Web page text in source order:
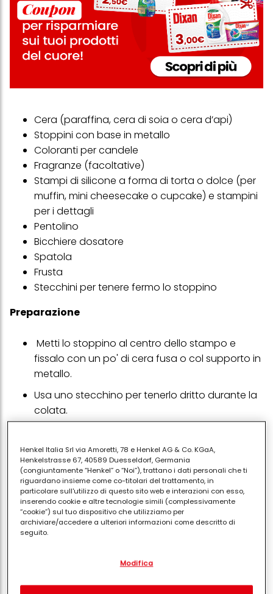
Cera (paraffina, cera di soia o cera d’api)
Stoppini con base in metallo
Coloranti per candele
Fragranze (facoltative)
Stampi di silicone a forma di torta o dolce (per
muffin, mini cheesecake o cupcake) e stampini
per i dettagli
Pentolino
Bicchiere dosatore
Spatola
Frusta
Stecchini per tenere fermo lo stoppino
Preparazione
Metti lo stoppino al centro dello stampo e
fissalo con un po' di cera fusa o col supporto in
metallo.
Usa uno stecchino per tenerlo dritto durante la
colata.
Sciogli la cera a bagnomaria con il pentolino.
Aggiungi il colorante e la fragranza quando è
completamente liquida.
dal bordo.
Henkel Italia Srl via Amoretti, 78 e Henkel AG & Co. KGaA,
Henkelstrasse 67, 40589 Duesseldorf, Germania
(congiuntamente “Henkel” o “Noi”), trattano i dati personali che ti
riguardano insieme come co-titolari del trattamento, in
particolare sull'utilizzo di questo sito web e interazioni con esso,
inserendo cookie e altre tecnologie simili (complessivamente
“cookie”) sul tuo dispositivo che utilizziamo per
archiviare/accedere a ulteriori informazioni come descritto di
seguito.
separati o co-titolari come indicato nella nostra Informativa sulla
pixel, impronte digitali e tecnologie simili" utilizzeremo anche
Modifica